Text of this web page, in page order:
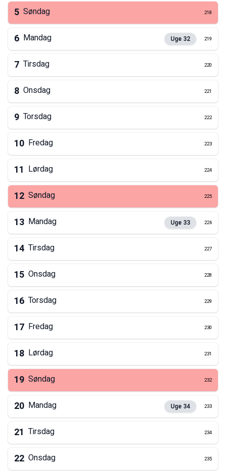
5 Søndag 218
6 Mandag Uge 32 219
7 Tirsdag 220
8 Onsdag 221
9 Torsdag 222
10 Fredag 223
11 Lørdag 224
12 Søndag 225
13 Mandag Uge 33 226
14 Tirsdag 227
15 Onsdag 228
16 Torsdag 229
17 Fredag 230
18 Lørdag 231
19 Søndag 232
20 Mandag Uge 34 233
21 Tirsdag 234
22 Onsdag 235